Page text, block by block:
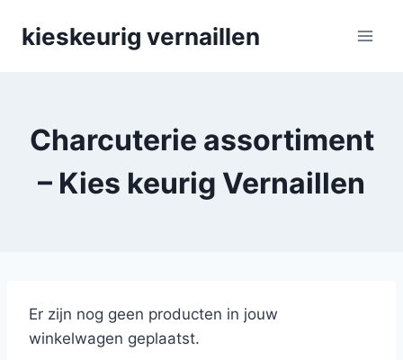
kieskeurig vernaillen
Charcuterie assortiment
– Kies keurig Vernaillen
Er zijn nog geen producten in jouw
winkelwagen geplaatst.